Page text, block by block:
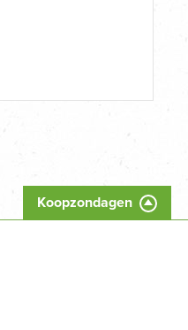
Koopzondagen